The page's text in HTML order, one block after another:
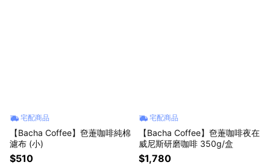
宅配商品
【Bacha Coffee】夿萐咖啡純棉
濾布 (小)
$510
宅配商品
【Bacha Coffee】夿萐咖啡夜在
威尼斯研磨咖啡 350g/盒
$1,780